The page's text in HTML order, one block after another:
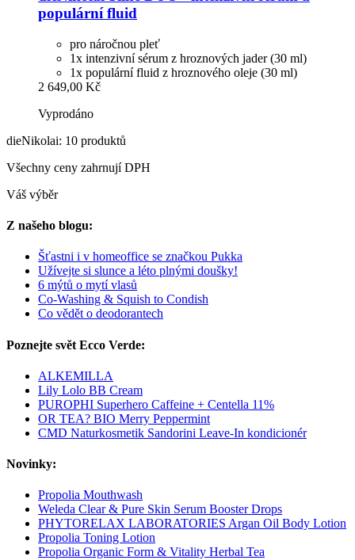
populární fluid
pro náročnou pleť
1x intenzivní sérum z hroznových jader (30 ml)
1x populární fluid z hroznového oleje (30 ml)
2 649,00 Kč
Vyprodáno
dieNikolai: 10 produktů
Všechny ceny zahrnují DPH
Váš výběr
Z našeho blogu:
Šťastni i v homeoffice se značkou Pukka
Užívejte si slunce a léto plnými doušky!
6 mýtů o mytí vlasů
Co-Washing & Squish to Condish
Co vědět o deodorantech
Poznejte svět Ecco Verde:
ALKEMILLA
Lily Lolo BB Cream
PUROPHI Superhero Caffeine + Centella 11%
OR TEA? BIO Merry Peppermint
CMD Naturkosmetik Sandorini Leave-In kondicionér
Novinky:
Propolia Mouthwash
Weleda Clear & Pure Skin Serum Booster Drops
PHYTORELAX LABORATORIES Argan Oil Body Lotion
Propolia Toning Lotion
Propolia Organic Form & Vitality Herbal Tea